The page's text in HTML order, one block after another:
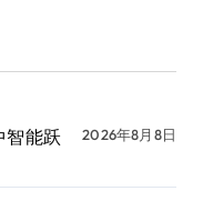
智能跃
2026年8月8日